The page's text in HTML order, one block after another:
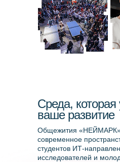
Среда, которая
ваше развитие
Общежития
современное
студентов ИТ-
исследователей и
8 (831)228-99-88
Нижний Новгород,
Нартова, д. 6,